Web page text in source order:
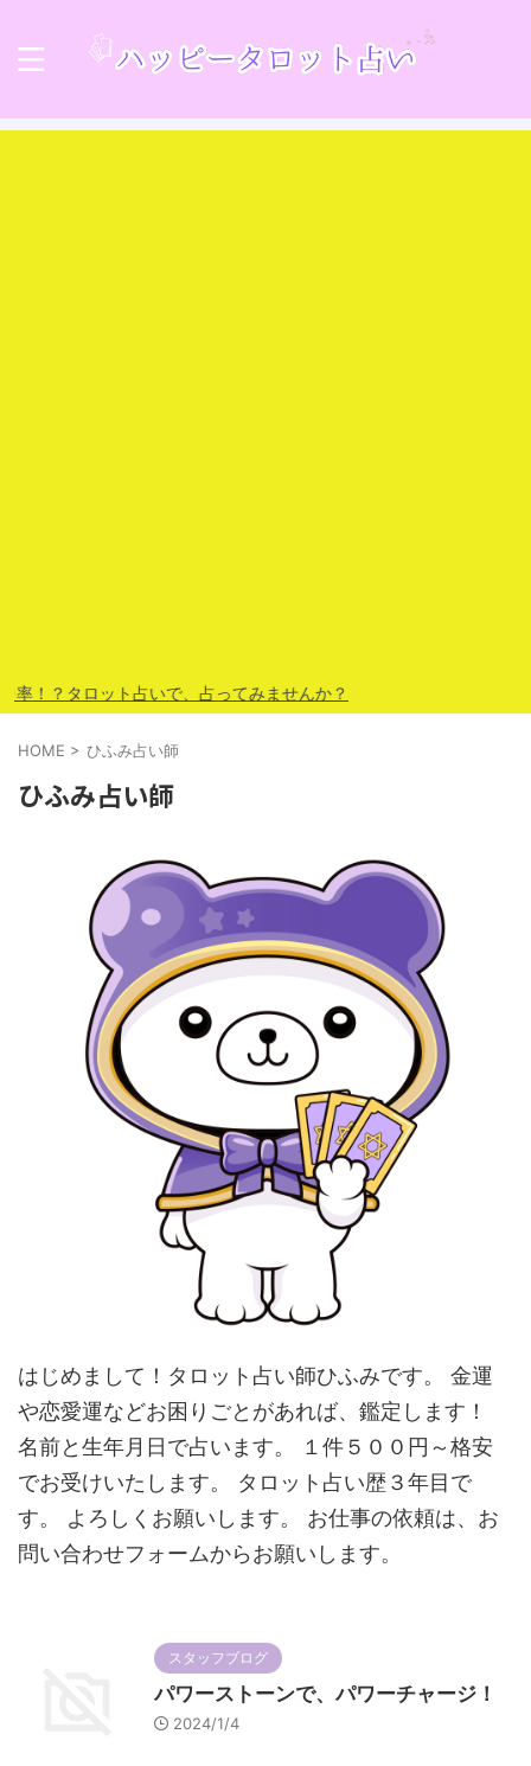
！？タロット占いで、占ってみませんか？
HOME > ひふみ占い師
ひふみ占い師
はじめまして！タロット占い師ひふみです。 金運
や恋愛運などお困りごとがあれば、鑑定します！
名前と生年月日で占います。 １件５００円～格安
でお受けいたします。 タロット占い歴３年目で
す。 よろしくお願いします。 お仕事の依頼は、お
問い合わせフォームからお願いします。
スタッフブログ
パワーストーンで、パワーチャージ！
2024/1/4